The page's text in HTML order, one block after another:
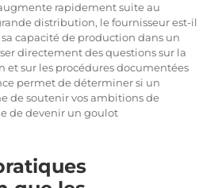
rapidement suite au
distribution, le fournisseur est-il
capacité de production dans un
directement des questions sur la
et sur les procédures documentées
permet de déterminer si un
de soutenir vos ambitions de
de devenir un goulot